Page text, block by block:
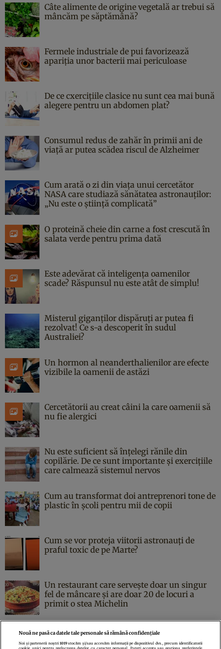
Câte alimente de origine vegetală ar trebui să
mâncăm pe săptămână?
Fermele industriale de pui favorizează
apariția unor bacterii mai periculoase
De ce cxercițiile clasice nu sunt cea mai bună
alegere pentru un abdomen plat?
Consumul redus de zahăr în primii ani de
viață ar putea scădea riscul de Alzheimer
Cum arată o zi din viața unui cercetător
NASA care studiază sănătatea astronauților:
„Nu este o știință complicată”
O proteină cheie din carne a fost crescută în
salata verde pentru prima dată
Este adevărat că inteligența oamenilor
scade? Răspunsul nu este atât de simplu!
Misterul giganților dispăruți ar putea fi
rezolvat! Ce s-a descoperit în sudul
Australiei?
Un hormon al neanderthalienilor are efecte
vizibile la oamenii de astăzi
Cercetătorii au creat câini la care oamenii să
nu fie alergici
Nu este suficient să înțelegi rănile din
copilărie. De ce sunt importante și exercițiile
care calmează sistemul nervos
Cum au transformat doi antreprenori tone de
plastic în școli pentru mii de copii
Cum se vor proteja viitorii astronauți de
praful toxic de pe Marte?
Un restaurant care servește doar un singur
fel de mâncare și are doar 20 de locuri a
primit o stea Michelin
Nouă ne pasă ca datele tale personale să rămână confidențiale
Noi și partenerii noștri1019 stocăm și/sau accesăm informații pe dispozitivul dvs., precum identificatorii
cookie unici pentru prelucrarea datelor cu caracter personal. Puteți accepta sau gestiona preferințele